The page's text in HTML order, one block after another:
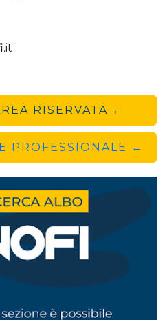
RISERVATA ←
PROFESSIONALE ←